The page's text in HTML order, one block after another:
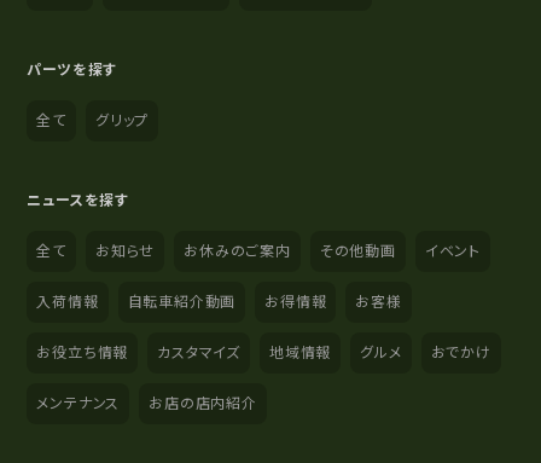
パーツを探す
全て グリップ
ニュースを探す
全て お知らせ お休みのご案内 その他動画 イベント
入荷情報 自転車紹介動画 お得情報 お客様
お役立ち情報 カスタマイズ 地域情報 グルメ おでかけ
メンテナンス お店の店内紹介